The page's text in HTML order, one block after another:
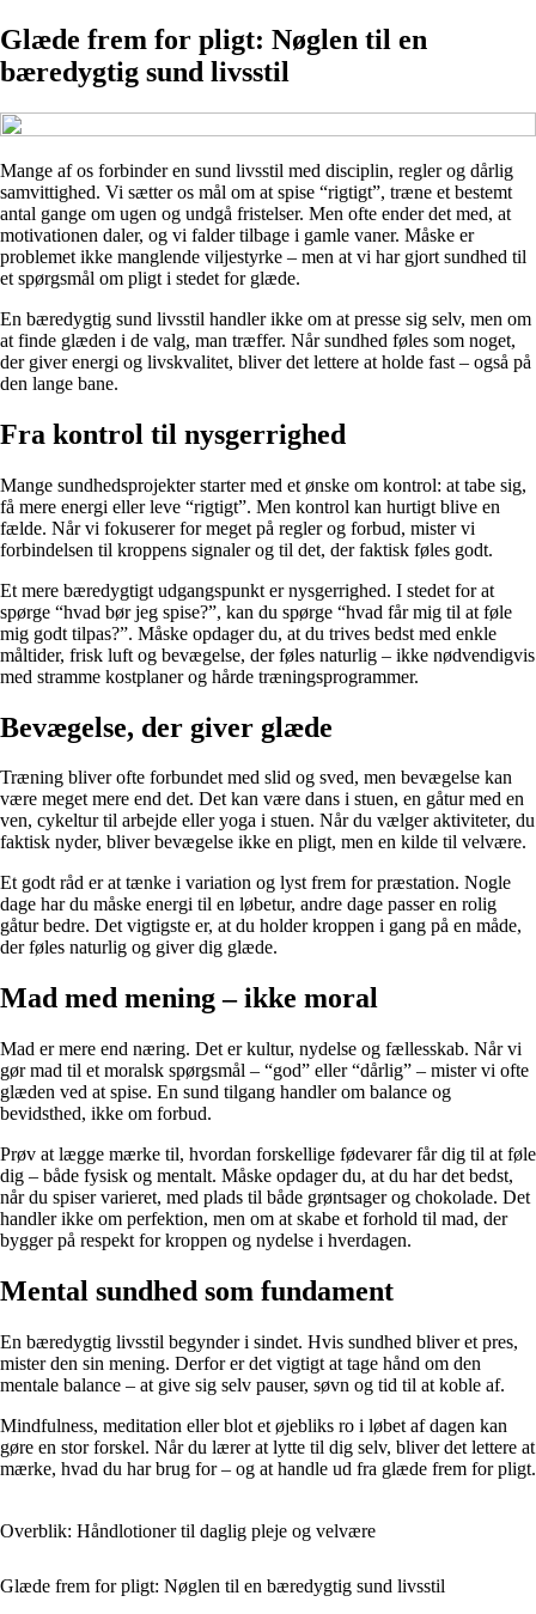
Glæde frem for pligt: Nøglen til en
bæredygtig sund livsstil
Mange af os forbinder en sund livsstil med disciplin, regler og dårlig
samvittighed. Vi sætter os mål om at spise “rigtigt”, træne et bestemt
antal gange om ugen og undgå fristelser. Men ofte ender det med, at
motivationen daler, og vi falder tilbage i gamle vaner. Måske er
problemet ikke manglende viljestyrke – men at vi har gjort sundhed til
et spørgsmål om pligt i stedet for glæde.
En bæredygtig sund livsstil handler ikke om at presse sig selv, men om
at finde glæden i de valg, man træffer. Når sundhed føles som noget,
der giver energi og livskvalitet, bliver det lettere at holde fast – også på
den lange bane.
Fra kontrol til nysgerrighed
Mange sundhedsprojekter starter med et ønske om kontrol: at tabe sig,
få mere energi eller leve “rigtigt”. Men kontrol kan hurtigt blive en
fælde. Når vi fokuserer for meget på regler og forbud, mister vi
forbindelsen til kroppens signaler og til det, der faktisk føles godt.
Et mere bæredygtigt udgangspunkt er nysgerrighed. I stedet for at
spørge “hvad bør jeg spise?”, kan du spørge “hvad får mig til at føle
mig godt tilpas?”. Måske opdager du, at du trives bedst med enkle
måltider, frisk luft og bevægelse, der føles naturlig – ikke nødvendigvis
med stramme kostplaner og hårde træningsprogrammer.
Bevægelse, der giver glæde
Træning bliver ofte forbundet med slid og sved, men bevægelse kan
være meget mere end det. Det kan være dans i stuen, en gåtur med en
ven, cykeltur til arbejde eller yoga i stuen. Når du vælger aktiviteter, du
faktisk nyder, bliver bevægelse ikke en pligt, men en kilde til velvære.
Et godt råd er at tænke i variation og lyst frem for præstation. Nogle
dage har du måske energi til en løbetur, andre dage passer en rolig
gåtur bedre. Det vigtigste er, at du holder kroppen i gang på en måde,
der føles naturlig og giver dig glæde.
Mad med mening – ikke moral
Mad er mere end næring. Det er kultur, nydelse og fællesskab. Når vi
gør mad til et moralsk spørgsmål – “god” eller “dårlig” – mister vi ofte
glæden ved at spise. En sund tilgang handler om balance og
bevidsthed, ikke om forbud.
Prøv at lægge mærke til, hvordan forskellige fødevarer får dig til at føle
dig – både fysisk og mentalt. Måske opdager du, at du har det bedst,
når du spiser varieret, med plads til både grøntsager og chokolade. Det
handler ikke om perfektion, men om at skabe et forhold til mad, der
bygger på respekt for kroppen og nydelse i hverdagen.
Mental sundhed som fundament
En bæredygtig livsstil begynder i sindet. Hvis sundhed bliver et pres,
mister den sin mening. Derfor er det vigtigt at tage hånd om den
mentale balance – at give sig selv pauser, søvn og tid til at koble af.
Mindfulness, meditation eller blot et øjebliks ro i løbet af dagen kan
gøre en stor forskel. Når du lærer at lytte til dig selv, bliver det lettere at
mærke, hvad du har brug for – og at handle ud fra glæde frem for pligt.
Overblik: Håndlotioner til daglig pleje og velvære
Glæde frem for pligt: Nøglen til en bæredygtig sund livsstil